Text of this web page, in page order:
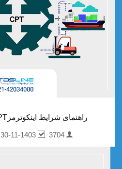
راهنمای شرایط اینکوترمزCPT در حمل‌ و نقل...
yashar jam
30-11-1403 3704